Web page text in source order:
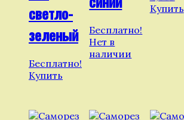
светло-
зеленый
Бесплатно!
Купить
Бесплатно!
Нет в
наличии
Купить